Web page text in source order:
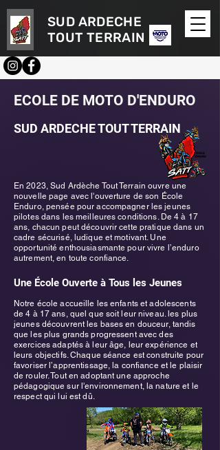
SUD ARDECHE
TOUT TERRAIN
ECOLE DE MOTO D'ENDURO
SUD ARDECHE TOUT TERRAIN
En 2023, Sud Ardèche Tout Terrain ouvre une
nouvelle page avec l'ouverture de son École
Enduro, pensée pour accompagner les jeunes
pilotes dans les meilleures conditions. De 4 à 17
ans, chacun peut découvrir cette pratique dans un
cadre sécurisé, ludique et motivant. Une
opportunité enthousiasmante pour vivre l’enduro
autrement, en toute confiance.
Une École Ouverte à Tous les Jeunes
Notre école accueille les enfants et adolescents
de 4 à 17 ans, quel que soit leur niveau. les plus
jeunes découvrent les bases en douceur, tandis
que les plus grands progressent avec des
exercices adaptés à leur âge, leur expérience et
leurs objectifs. Chaque séance est construite pour
favoriser l’apprentissage, la confiance et le plaisir
de rouler. Tout en adoptant une approche
pédagogique sur l'environnement, la nature et le
respect qui lui est dû.